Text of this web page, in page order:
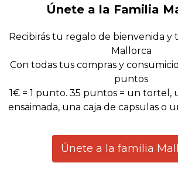
Únete a la Familia
Recibirás tu regalo de bienvenida y
Mallorca
Con todas tus compras y
puntos
1€ = 1 punto. 35 puntos = un tortel,
ensaimada, una caja de capsulas o
Únete a la familia